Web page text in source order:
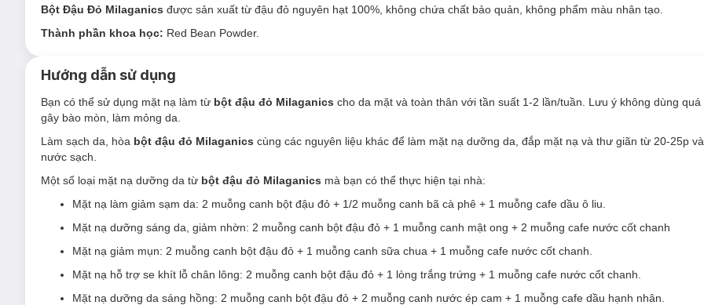
Da sần sùi, thô ráp, kém mịn màng.
Da dầu , mụn, lỗ chân lông bít tắc.
Kháng khuẩn, ngăn ngừa mụn, tái tạo tế bào da:
Dưỡng sáng da: trong đậu đỏ có chứa vitamin C, vitamin E, cùng các vitamin nhóm B, có công dụng dưỡng sáng và làm đều
Độ an toàn:
Với thành phần được sản xuất từ đậu đỏ nguyên hạt 100%, không chứa chất bảo quản, không phẩm màu nhân tạo.
An toàn và lành tính cho mọi loại da khi sử dụng.
Bột Đậu Đỏ Milaganics được sản xuất từ đậu đỏ nguyên hạt 100%, không chứa chất bảo quản, không phẩm màu nhân tạo.
Thành phần khoa học: Red Bean Powder.
Hướng dẫn sử dụng
Bạn có thể sử dụng mặt nạ làm từ bột đậu đỏ Milaganics cho da mặt và toàn thân với tần suất 1-2 lần/tuần. L ưu ý không dùng
gây bào mòn, làm mỏng da.
Làm sạch da, hòa bột đậu đỏ Milaganics cùng các nguyên liệu khác để làm mặt nạ dưỡng da, đắp mặt nạ và thư giãn từ 20-25p
nước sạch.
Một số loại mặt nạ dưỡng da từ bột đậu đỏ Milaganics mà bạn có thể thực hiện tại nhà:
Mặt nạ làm giảm sạm da: 2 muỗng canh bột đậu đỏ + 1/2 muỗng canh bã cà phê + 1 muỗng cafe dầu ô liu.
Mặt nạ dưỡng sáng da, giảm nhờn: 2 muỗng canh bột đậu đỏ + 1 muỗng canh mật ong + 2 muỗng cafe nước cốt chanh
Mặt nạ giảm mụn: 2 muỗng canh bột đậu đỏ + 1 muỗng canh sữa chua + 1 muỗng cafe nước cốt chanh.
Mặt nạ hỗ trợ se khít lỗ chân lông: 2 muỗng canh bột đậu đỏ + 1 lòng trắng trứng + 1 muỗng cafe nước cốt chanh.
Mặt nạ dưỡng da sáng hồng: 2 muỗng canh bột đậu đỏ + 2 muỗng canh nước ép cam + 1 muỗng cafe dầu hạnh nhân.